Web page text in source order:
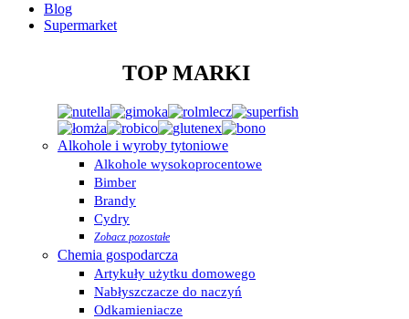
Blog
Supermarket
TOP MARKI
Alkohole i wyroby tytoniowe
Alkohole wysokoprocentowe
Bimber
Brandy
Cydry
Zobacz pozostałe
Chemia gospodarcza
Artykuły użytku domowego
Nabłyszczacze do naczyń
Odkamieniacze